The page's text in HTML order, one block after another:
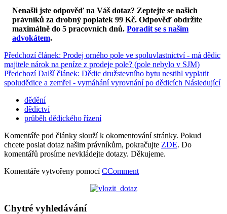
Nenašli jste odpověď na Váš dotaz? Zeptejte se našich
právníků za drobný poplatek 99 Kč. Odpověď obdržíte
maximálně do 5 pracovních dnů. Poradit se s naším
advokátem.
Předchozí článek: Prodej orného pole ve spoluvlastnictví - má dědic
majitele nárok na peníze z prodeje pole? (pole nebylo v SJM)
Předchozí Další článek: Dědic družstevního bytu nestihl vyplatit
spoludědice a zemřel - vymáhání vyrovnání po dědicích Následující
dědění
dědictví
průběh dědického řízení
Komentáře pod články slouží k okomentování stránky. Pokud
chcete poslat dotaz našim právníkům, pokračujte ZDE. Do
komentářů prosíme nevkládejte dotazy. Děkujeme.
Komentáře vytvořeny pomocíCComment
Chytré vyhledávání